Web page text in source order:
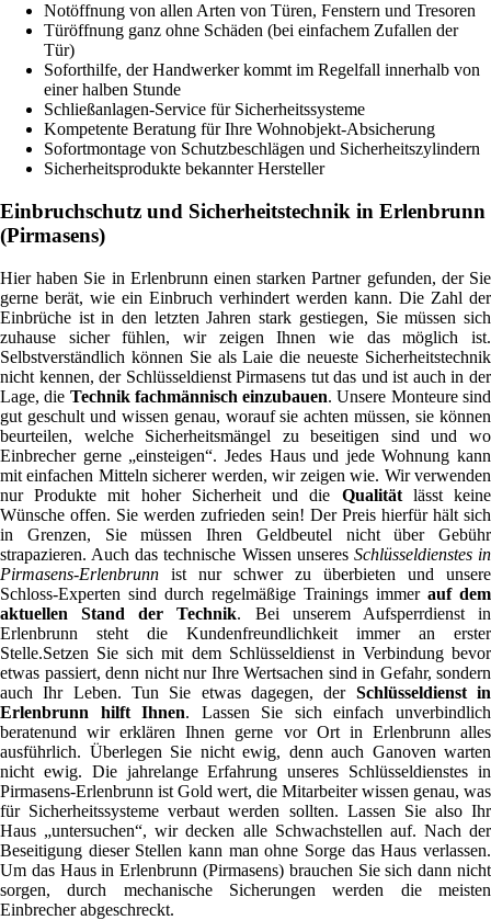
Notöffnung von allen Arten von Türen, Fenstern und Tresoren
Türöffnung ganz ohne Schäden (bei einfachem Zufallen der
Tür)
Soforthilfe, der Handwerker kommt im Regelfall innerhalb von
einer halben Stunde
Schließanlagen-Service für Sicherheitssysteme
Kompetente Beratung für Ihre Wohnobjekt-Absicherung
Sofortmontage von Schutzbeschlägen und Sicherheitszylindern
Sicherheitsprodukte bekannter Hersteller
Einbruchschutz und Sicherheitstechnik in Erlenbrunn
(Pirmasens)
Hier haben Sie in Erlenbrunn einen starken Partner gefunden, der Sie
gerne berät, wie ein Einbruch verhindert werden kann. Die Zahl der
Einbrüche ist in den letzten Jahren stark gestiegen, Sie müssen sich
zuhause sicher fühlen, wir zeigen Ihnen wie das möglich ist.
Selbstverständlich können Sie als Laie die neueste Sicherheitstechnik
nicht kennen, der Schlüsseldienst Pirmasens tut das und ist auch in der
Lage, die Technik fachmännisch einzubauen. Unsere Monteure sind
gut geschult und wissen genau, worauf sie achten müssen, sie können
beurteilen, welche Sicherheitsmängel zu beseitigen sind und wo
Einbrecher gerne „einsteigen“. Jedes Haus und jede Wohnung kann
mit einfachen Mitteln sicherer werden, wir zeigen wie. Wir verwenden
nur Produkte mit hoher Sicherheit und die Qualitätlässt keine
Wünsche offen. Sie werden zufrieden sein! Der Preis hierfür hält sich
in Grenzen, Sie müssen Ihren Geldbeutel nicht über Gebühr
strapazieren. Auch das technische Wissen unseres Schlüsseldienstes in
Pirmasens-Erlenbrunn ist nur schwer zu überbieten und unsere
Schloss-Experten sind durch regelmäßige Trainings immer auf dem
aktuellen Stand der Technik. Bei unserem Aufsperrdienst in
Erlenbrunn steht die Kundenfreundlichkeit immer an erster
Stelle.Setzen Sie sich mit dem Schlüsseldienst in Verbindung bevor
etwas passiert, denn nicht nur Ihre Wertsachen sind in Gefahr, sondern
auch Ihr Leben. Tun Sie etwas dagegen, der Schlüsseldienst in
Erlenbrunn hilft Ihnen. Lassen Sie sich einfach unverbindlich
beratenund wir erklären Ihnen gerne vor Ort in Erlenbrunn alles
ausführlich. Überlegen Sie nicht ewig, denn auch Ganoven warten
nicht ewig. Die jahrelange Erfahrung unseres Schlüsseldienstes in
Pirmasens-Erlenbrunn ist Gold wert, die Mitarbeiter wissen genau, was
für Sicherheitssysteme verbaut werden sollten. Lassen Sie also Ihr
Haus „untersuchen“, wir decken alle Schwachstellen auf. Nach der
Beseitigung dieser Stellen kann man ohne Sorge das Haus verlassen.
Um das Haus in Erlenbrunn (Pirmasens) brauchen Sie sich dann nicht
sorgen, durch mechanische Sicherungen werden die meisten
Einbrecher abgeschreckt.